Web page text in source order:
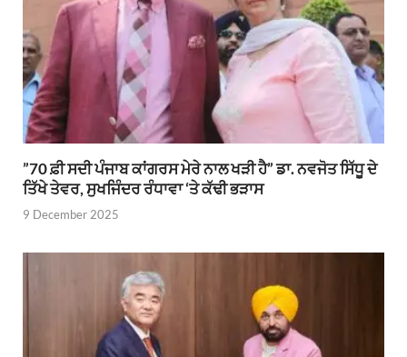
”70 ਫ਼ੀ ਸਦੀ ਪੰਜਾਬ ਕਾਂਗਰਸ ਮੇਰੇ ਨਾਲ ਖੜੀ ਹੈ” ਡਾ. ਨਵਜੋਤ ਸਿੱਧੂ ਦੇ
ਤਿੱਖੇ ਤੇਵਰ, ਸੁਖਜਿੰਦਰ ਰੰਧਾਵਾ ‘ਤੇ ਕੱਢੀ ਭੜਾਸ
9 December 2025